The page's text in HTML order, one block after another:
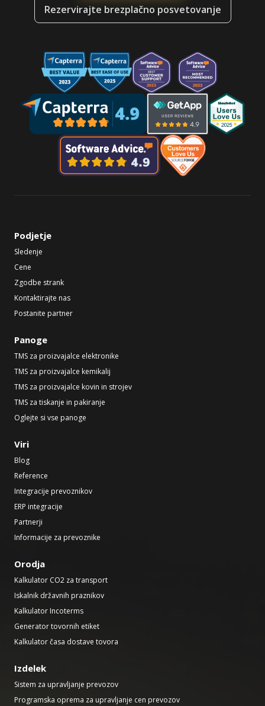
Rezervirajte brezplačno posvetovanje
Podjetje
Sledenje
Cene
Zgodbe strank
Kontaktirajte nas
Postanite partner
Panoge
TMS za proizvajalce elektronike
TMS za proizvajalce kemikalij
TMS za proizvajalce kovin in strojev
TMS za tiskanje in pakiranje
Oglejte si vse panoge
Viri
Blog
Reference
Integracije prevoznikov
ERP integracije
Partnerji
Informacije za prevoznike
Orodja
Kalkulator CO2 za transport
Iskalnik državnih praznikov
Kalkulator Incoterms
Generator tovornih etiket
Kalkulator časa dostave tovora
Izdelek
Sistem za upravljanje prevozov
Programska oprema za upravljanje cen prevozov